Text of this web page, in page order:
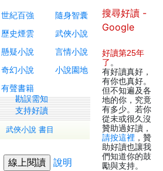
世紀百強
隨身智囊
歷史煙雲
武俠小說
懸疑小說
言情小說
奇幻小說
小說園地
有聲書籍
勘誤需知
支持好讀
武俠小說 書目
說明
搜尋好讀 -
Google
好讀第25年
了 。
有好讀真好，
有你也真好。
但不知遍及各
地的你，究竟
有多少。若你
從未或很久沒
贊助過好讀，
請按這裡 ，贊
助好讀也讓我
們知道你的鼓
勵與支持。